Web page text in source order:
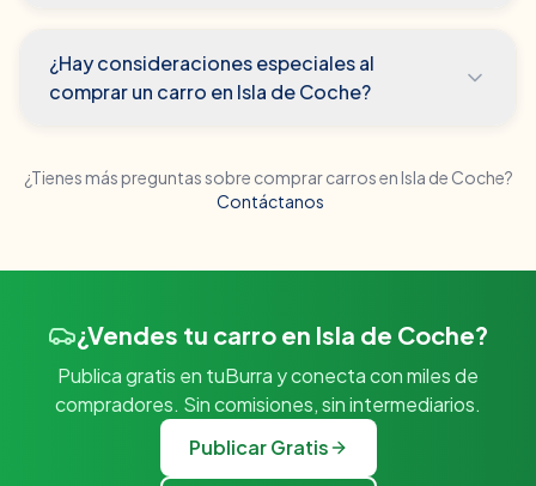
¿Hay consideraciones especiales al
comprar un carro en Isla de Coche?
¿Tienes más preguntas sobre comprar carros en Isla de Coche?
Contáctanos
¿Vendes tu carro en Isla de Coche?
Publica gratis en tuBurra y conecta con miles de
compradores. Sin comisiones, sin intermediarios.
Publicar Gratis